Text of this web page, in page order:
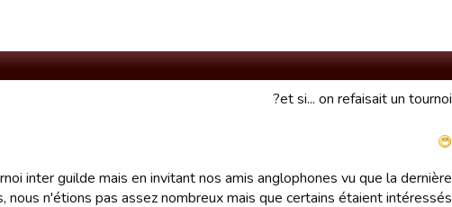
et si... on refaisait un tournoi?
inter guilde mais en invitant nos amis anglophones vu que la dernière
nous n'étions pas assez nombreux mais que certains étaient intéressés.